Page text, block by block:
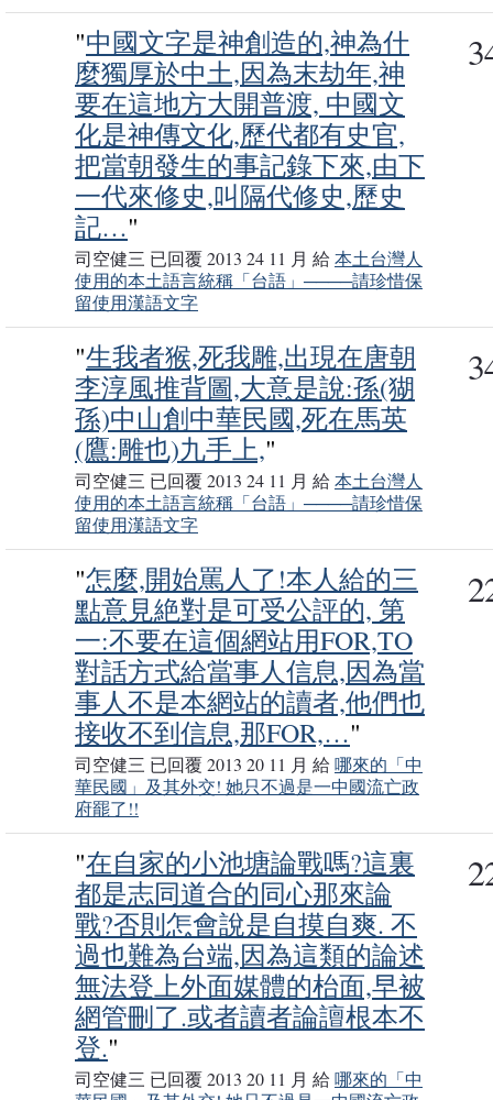
"中國文字是神創造的,神為什
麼獨厚於中土,因為末劫年,神
要在這地方大開普渡, 中國文
化是神傳文化,歷代都有史官,
把當朝發生的事記錄下來,由下
一代來修史,叫隔代修史,歷史
記…"
司空健三 已回覆 2013 24 11 月 給本土台灣人
使用的本土語言統稱「台語」────請珍惜保
留使用漢語文字
"生我者猴,死我雕,出現在唐朝
李淳風推背圖,大意是說:孫(猢
孫)中山創中華民國,死在馬英
(鷹:雕也)九手上,"
司空健三 已回覆 2013 24 11 月 給本土台灣人
使用的本土語言統稱「台語」────請珍惜保
留使用漢語文字
"怎麼,開始罵人了!本人給的三
點意見絶對是可受公評的, 第
一:不要在這個網站用FOR,TO
對話方式給當事人信息,因為當
事人不是本網站的讀者,他們也
接收不到信息,那FOR,…"
司空健三 已回覆 2013 20 11 月 給哪來的「中
華民國」及其外交! 她只不過是一中國流亡政
府罷了!!
"在自家的小池塘論戰嗎?這裏
都是志同道合的同心那來論
戰?否則怎會說是自摸自爽. 不
過也難為台端,因為這類的論述
無法登上外面媒體的枱面,早被
網管刪了.或者讀者論譠根本不
登."
司空健三 已回覆 2013 20 11 月 給哪來的「中